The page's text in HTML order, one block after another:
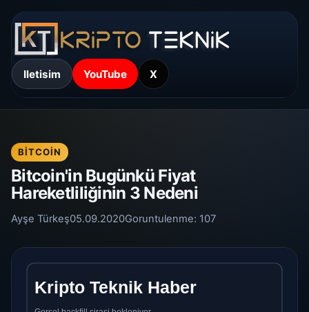
Iletisim YouTube X
BITCOIN
Bitcoin'in Bugünkü Fiyat
Hareketliliğinin 3 Nedeni
Ayşe Türkeş05.09.2020Goruntulenme: 107